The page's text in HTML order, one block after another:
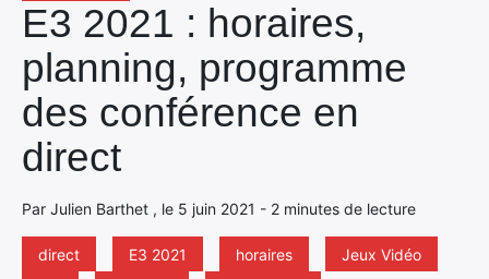
E3 2021 : horaires,
planning, programme
des conférence en
direct
Par Julien Barthet , le 5 juin 2021 - 2 minutes de lecture
direct E3 2021 horaires
Jeux Vidéo